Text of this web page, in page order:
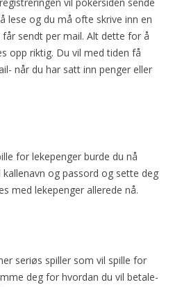
lese og du må ofte skrive inn en
sendt per mail. Alt dette for å
opp riktig. Du vil med tiden få
når du har satt inn penger eller
for lekepenger burde du nå
og passord og sette deg
med lekepenger allerede nå.
seriøs spiller som vil spille for
deg for hvordan du vil betale-